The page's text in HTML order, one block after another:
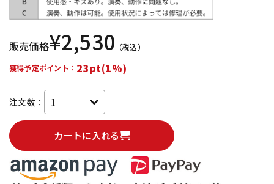
販売価格¥2,530 （税込）
獲得予定ポイント： 23pt(1%)
注文数：
カートに入れる